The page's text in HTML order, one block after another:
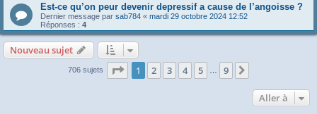
Est-ce qu’on peur devenir depressif a cause de l’angoisse ?
Dernier message par sab784 « mardi 29 octobre 2024 12:52
Réponses : 4
Nouveau sujet
706 sujets Page 1sur9
1 2 3 4 5 9
Aller à